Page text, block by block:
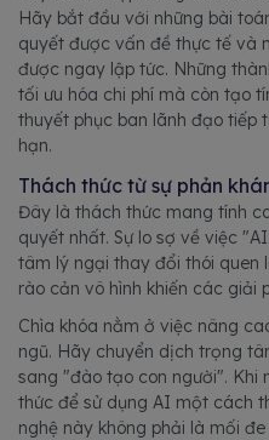
Hãy bắt đầu với những bài
quyết được vấn đề thực tế và
được ngay lập tức. Những
tối ưu hóa chi phí mà còn tạo
thuyết phục ban lãnh đạo tiếp
hạn.
Thách thức từ sự phản
Đây là thách thức mang tính
quyết nhất. Sự lo sợ về việc
tâm lý ngại thay đổi thói quen
rào cản vô hình khiến các giải
Chìa khóa nằm ở việc nâng
ngũ. Hãy chuyển dịch trọng
sang "đào tạo con người". Khi
thức để sử dụng AI một cách
nghệ này không phải là mối